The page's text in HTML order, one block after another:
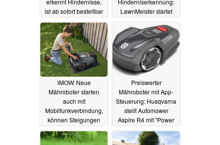
erkennt Hindernisse,
ist ab sofort bestellbar
25.04.2023
Hinderniserkennung:
LawnMeister startet
01.03.2023
iMOW: Neue
Mähroboter starten
auch mit
Mobilfunkverbindung,
können Steigungen
meistern01.03.2023
Preiswerter
Mähroboter mit App-
Steuerung: Husqvarna
stellt Automower
Aspire R4 mit "Power
18.02.2023